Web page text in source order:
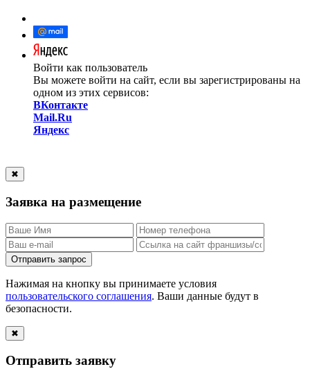
Войти как пользователь
Вы можете войти на сайт, если вы зарегистрированы на
одном из этих сервисов:
ВКонтакте
Mail.Ru
Яндекс
✖
Заявка на размещение
Отправить запрос
Нажимая на кнопку вы принимаете условия
пользовательского соглашения. Ваши данные будут в
безопасности.
✖
Отправить заявку